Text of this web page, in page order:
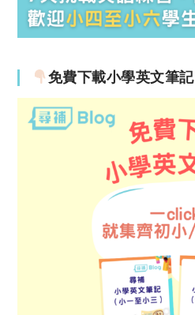
免費下載小學英文筆記